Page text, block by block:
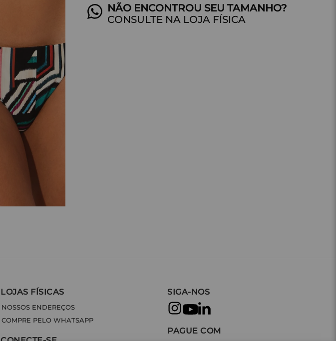
CONSULTE NA LOJA FÍSICA
LOJAS FÍSICAS
NOSSOS ENDEREÇOS
COMPRE PELO WHATSAPP
SIGA-NOS
PAGUE COM